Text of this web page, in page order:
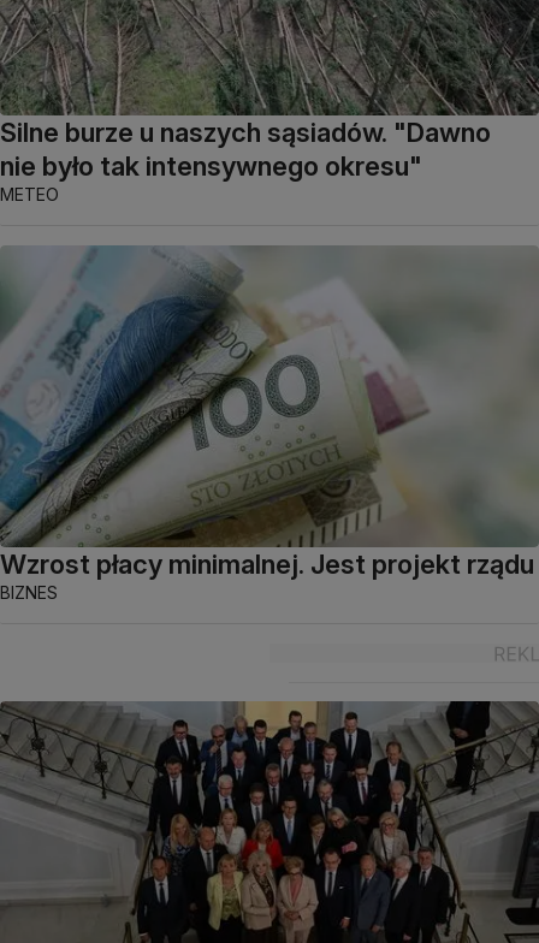
Silne burze u naszych sąsiadów. "Dawno
nie było tak intensywnego okresu"
METEO
Wzrost płacy minimalnej. Jest projekt rządu
BIZNES